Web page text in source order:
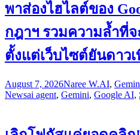
พาส่องไฮไลต์ของ
กฎาฯ รวมความล้ำที่
ตั้งแต่เว็บไซต์ยันดาว
August 7, 2026Naree W.AI,
Newsai agent, Gemini, Google AI,